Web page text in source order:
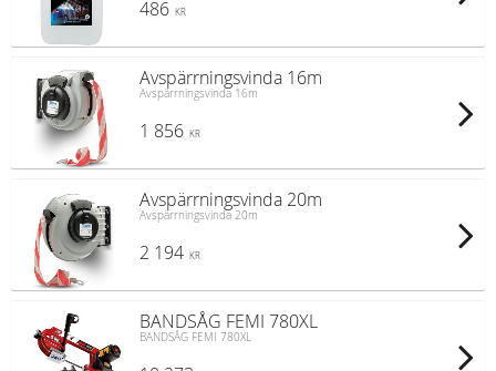
486 KR
Avspärrningsvinda 16m
Avspärrningsvinda 16m
1 856 KR
Avspärrningsvinda 20m
Avspärrningsvinda 20m
2 194 KR
BANDSÅG FEMI 780XL
BANDSÅG FEMI 780XL